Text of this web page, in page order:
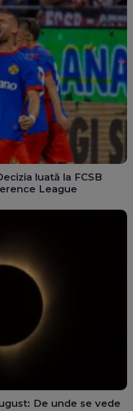
luată la FCSB
League
De unde se vede